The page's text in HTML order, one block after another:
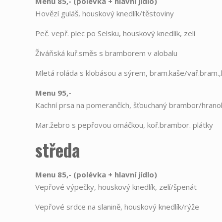
Hovězí guláš, houskový knedlík/těstoviny
Peč. vepř. plec po Selsku, houskový knedlík, zelí
Živáňská kuř.směs s bramborem v alobalu
Mletá roláda s klobásou a sýrem, bram.kaše/
Menu 95,-
Kachní prsa na pomerančích, šťouchaný brambor/
Mar.žebro s pepřovou omáčkou, koř.brambor. plátky
středa
Menu 85,- (polévka + hlavní jídlo)
Vepřové výpečky, houskový knedlík, zelí/špenát
Vepřové srdce na slanině, houskový knedlík/rýže